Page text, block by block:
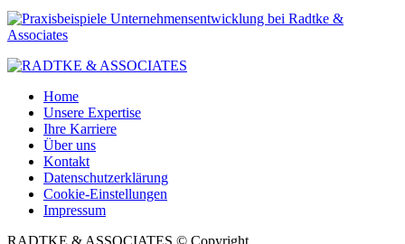
Home
Unsere Expertise
Ihre Karriere
Über uns
Kontakt
Datenschutzerklärung
Cookie-Einstellungen
Impressum
RADTKE & ASSOCIATES © Copyright